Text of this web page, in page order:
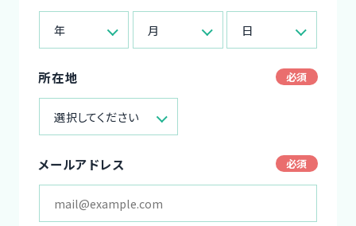
年 月 日
所在地
選択してください
メールアドレス